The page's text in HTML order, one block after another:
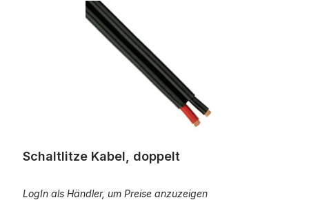
Schaltlitze Kabel, doppelt
LogIn als Händler, um Preise anzuzeigen